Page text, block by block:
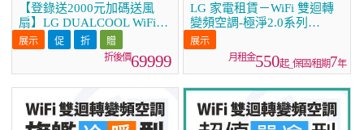
【登錄送2000元加碼送風
扇】LG DUALCOOL WiFi雙
迴轉變頻空調 - 旗艦冷暖型
_9.3kw LS-93DHP
69999
LG 家電租賃－WiFi 雙迴轉
變頻空調-極淨2.0系列
(2.2kw~7.2kw)
550起_保固/租期7年